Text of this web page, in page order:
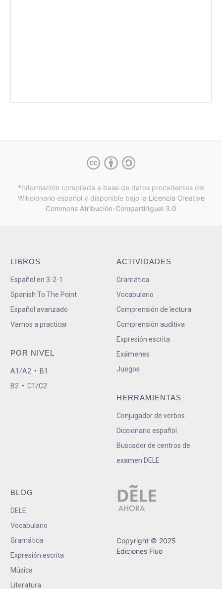
*Información compilada a base de datos procedentes del
Wikcionario español y disponible bajo la Licencia Creative
Commons Atribución-CompartirIgual 3.0
LIBROS
Español en 3-2-1
Spanish To The Point
Español avanzado
Vamos a practicar
POR NIVEL
A1/A2 • B1
B2 • C1/C2
ACTIVIDADES
Gramática
Vocabulario
Comprensión de lectura
Comprensión auditiva
Expresión escrita
Exámenes
Juegos
HERRAMIENTAS
Conjugador de verbos
Diccionario español
Buscador de centros de
examen DELE
BLOG
DELE
Vocabulario
Gramática
Expresión escrita
Música
Literatura
Copyright © 2025
Ediciones Fluo